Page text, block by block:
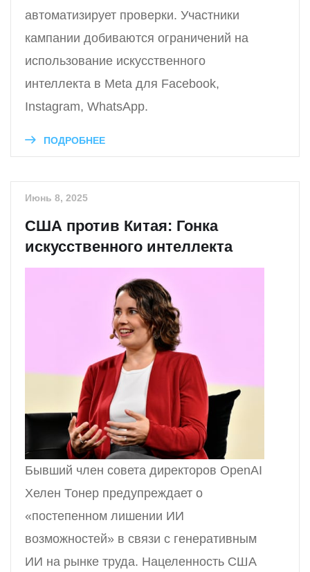
автоматизирует проверки. Участники
кампании добиваются ограничений на
использование искусственного
интеллекта в Meta для Facebook,
Instagram, WhatsApp.
ПОДРОБНЕЕ
Июнь 8, 2025
США против Китая: Гонка
искусственного интеллекта
Бывший член совета директоров OpenAI
Хелен Тонер предупреждает о
«постепенном лишении ИИ
возможностей» в связи с генеративным
ИИ на рынке труда. Нацеленность США